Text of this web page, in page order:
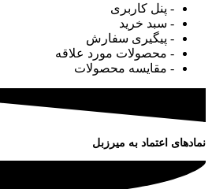
- پنل کاربری
- سبد خرید
- پیگیری سفارش
- محصولات مورد علاقه
- مقایسه محصولات
نمادهای اعتماد به میرزبل